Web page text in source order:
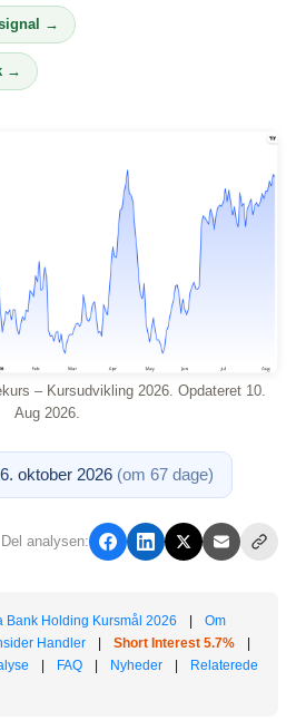
→
→
– Kursudvikling 2026. Opdateret 10.
Aug 2026.
oktober 2026 (om 67 dage)
Del analysen:
Bank Holding Kursmål 2026
Om
Handler Short Interest 5.7%
FAQ Nyheder
Relaterede